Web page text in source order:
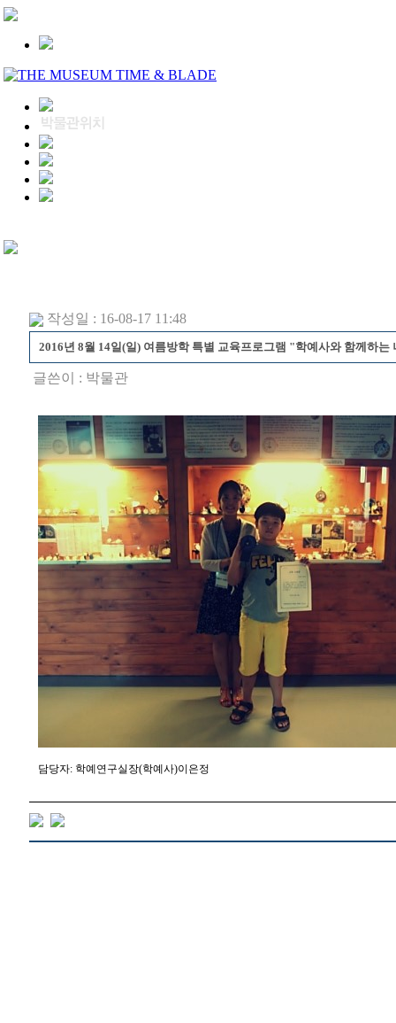
작성일 : 16-08-17 11:48
2016년 8월 14일(일) 여름방학 특별 교육프로그램 "학예사와 함께하는
글쓴이 : 박물관
담당자: 학예연구실장(학예사)이은정